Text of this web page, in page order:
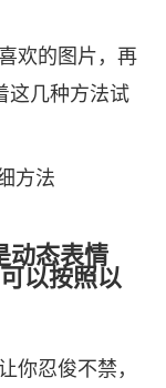
欢的图片，再
这几种方法试
动态表情
以按照以
你忍俊不禁，